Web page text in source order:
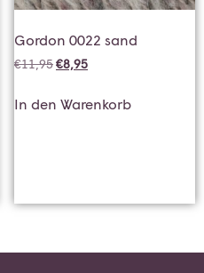
Gordon 0022 sand
€11,95€8,95
In den Warenkorb